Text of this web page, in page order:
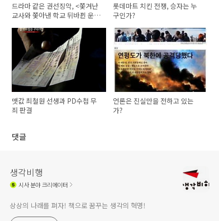
드라마 같은 권선징악, <쫓겨난
교사와 쫓아낸 학교 뒤바뀐 운명
롯데마트 치킨 전쟁, 승자는 누
구인가?
맷값 최철원 선생과 PD수첩 무
죄 판결
언론은 진실만을 전하고 있는
가?
댓글
생각비행
시사분야 크리에이터
상상의 나래를 펴자! 책으로 꿈꾸는 생각의 혁명!